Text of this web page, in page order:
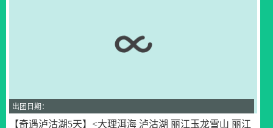
出团日期：
【奇遇泸沽湖5天】<大理洱海 泸沽湖 丽江玉龙雪山 丽江